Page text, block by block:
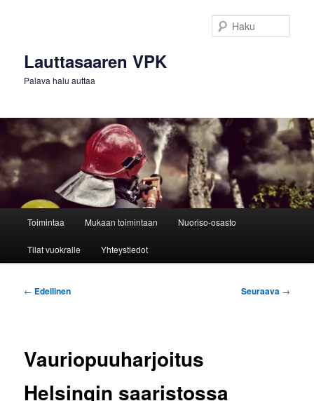
Lauttasaaren VPK
Palava halu auttaa
Toimintaa Mukaan toimintaan Nuoriso-osasto
Tilat vuokralle Yhteystiedot
Artikkelien
← Edellinen Seuraava →
Vauriopuuharjoitus
Helsingin saaristossa